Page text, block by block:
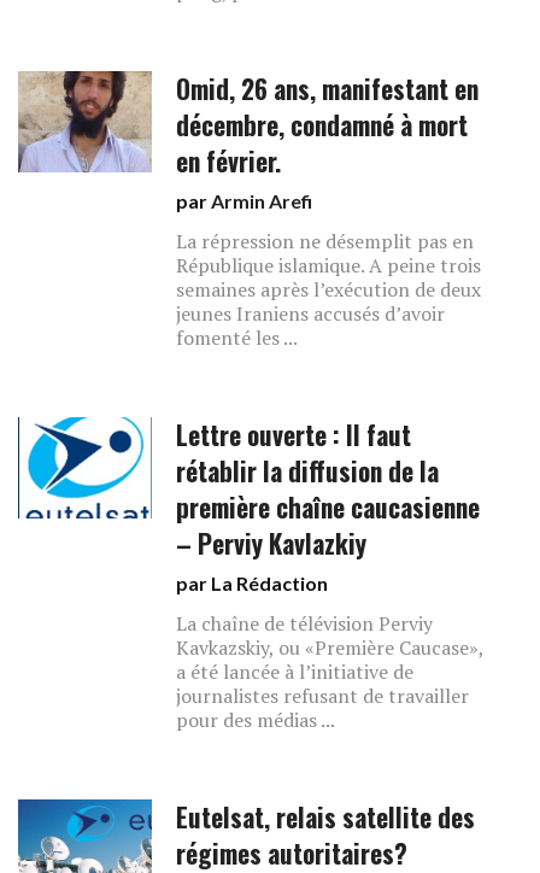
Omid, 26 ans, manifestant en
décembre, condamné à mort
en février.
parArmin Arefi
La répression ne désemplit pas en
République islamique. A peine trois
semaines après l’exécution de deux
jeunes Iraniens accusés d’avoir
fomenté les ...
Lettre ouverte : Il faut
rétablir la diffusion de la
première chaîne caucasienne
– Perviy Kavlazkiy
par La Rédaction
La chaîne de télévision Perviy
Kavkazskiy, ou «Première Caucase»,
a été lancée à l’initiative de
journalistes refusant de travailler
pour des médias ...
Eutelsat, relais satellite des
régimes autoritaires?